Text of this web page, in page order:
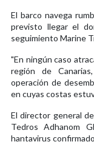
El barco navega
previsto llegar el
seguimiento Marine
"En ningún caso
región de
operación de
en cuyas costas
El director general
Tedros Adhanom
hantavirus